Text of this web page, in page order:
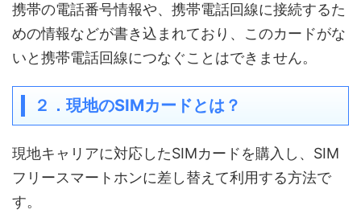
携帯の電話番号情報や、携帯電話回線に接続するた
めの情報などが書き込まれており、このカードがな
いと携帯電話回線につなぐことはできません。
２．現地のSIMカードとは？
現地キャリアに対応したSIMカードを購入し、SIM
フリースマートホンに差し替えて利用する方法で
す。